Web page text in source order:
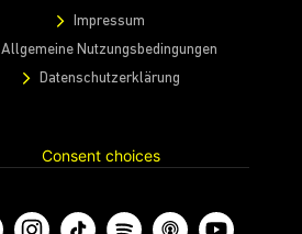
Impressum
Allgemeine Nutzungsbedingungen
Datenschutzerklärung
Consent choices